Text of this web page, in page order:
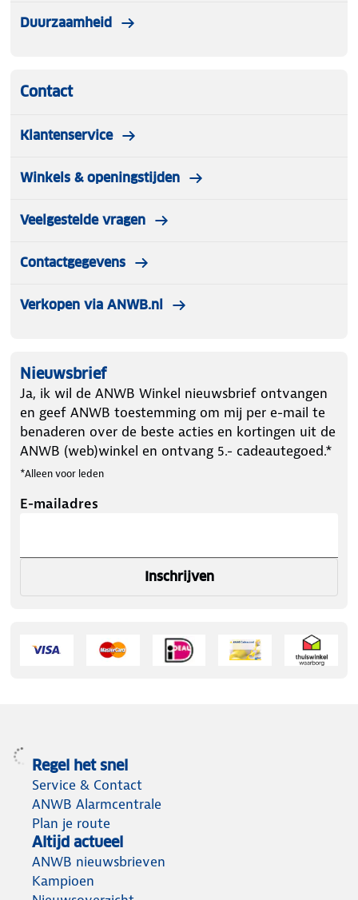
Duurzaamheid
Contact
Klantenservice
Winkels & openingstijden
Veelgestelde vragen
Contactgegevens
Verkopen via ANWB.nl
Nieuwsbrief
Ja, ik wil de ANWB Winkel nieuwsbrief ontvangen
en geef ANWB toestemming om mij per e-mail te
benaderen over de beste acties en kortingen uit de
ANWB (web)winkel en ontvang 5.- cadeautegoed.*
*Alleen voor leden
E-mailadres
Inschrijven
Regel het snel
Service & Contact
ANWB Alarmcentrale
Plan je route
Altijd actueel
ANWB nieuwsbrieven
Kampioen